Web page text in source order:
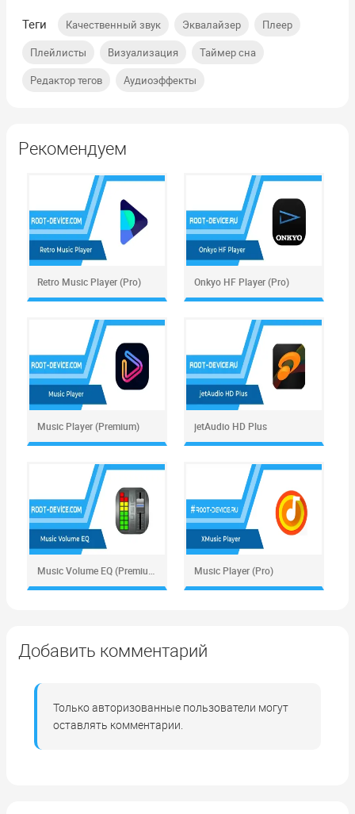
Теги Качественный звук Эквалайзер Плеер
Плейлисты Визуализация Таймер сна
Редактор тегов Аудиоэффекты
Рекомендуем
Retro Music Player (Pro) Onkyo HF Player (Pro)
Music Player (Premium) jetAudio HD Plus
Music Player (Pro)
Добавить комментарий
Только авторизованные пользователи могут
оставлять комментарии.